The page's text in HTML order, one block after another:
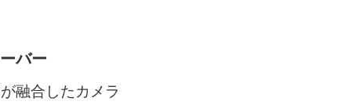
バー
融合したカメラ